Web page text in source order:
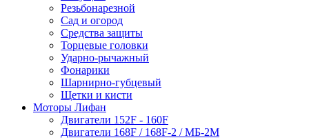
Резьбонарезной
Сад и огород
Средства защиты
Торцевые головки
Ударно-рычажный
Фонарики
Шарнирно-губцевый
Щетки и кисти
Моторы Лифан
Двигатели 152F - 160F
Двигатели 168F / 168F-2 / МБ-2М